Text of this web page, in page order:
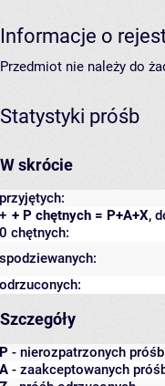
Informacje o
Przedmiot nie należy do
Statystyki próśb
W skrócie
przyjętych:
+ P chętnych = P+A+X,
+
0 chętnych:
spodziewanych:
odrzuconych:
Szczegóły
P - nierozpatrzonych próśb
A - zaakceptowanych